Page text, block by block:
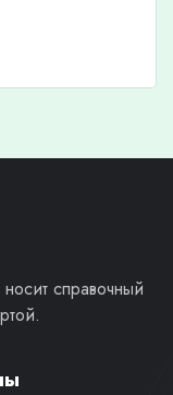
справочный